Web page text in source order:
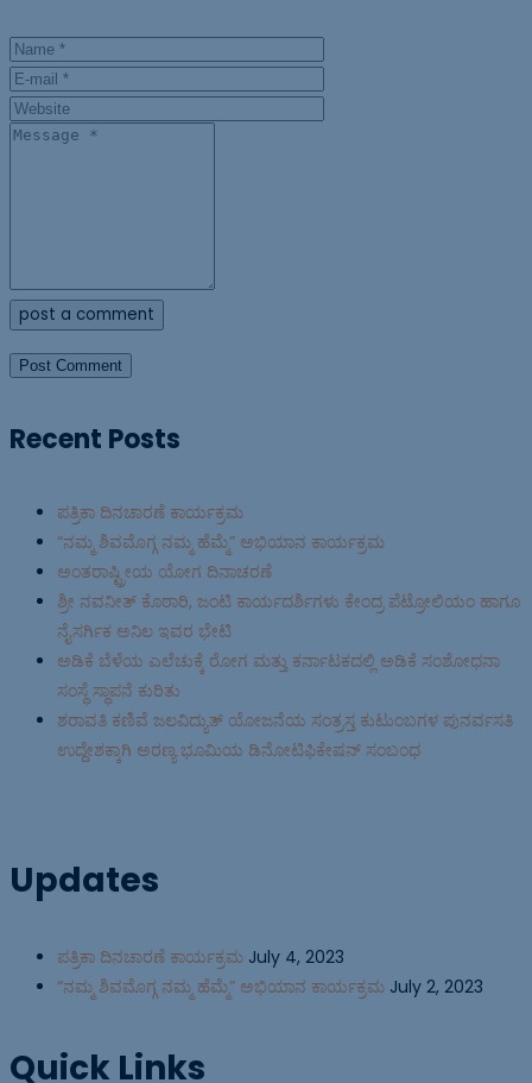
post a comment
Recent Posts
ಪತ್ರಿಕಾ ದಿನಚಾರಣೆ ಕಾರ್ಯಕ್ರಮ
“ನಮ್ಮ ಶಿವಮೊಗ್ಗ ನಮ್ಮ ಹೆಮ್ಮೆ” ಅಭಿಯಾನ ಕಾರ್ಯಕ್ರಮ
ಅಂತರಾಷ್ಟ್ರೀಯ ಯೋಗ ದಿನಾಚರಣೆ
ಶ್ರೀ ನವನೀತ್ ಕೊಠಾರಿ, ಜಂಟಿ ಕಾರ್ಯದರ್ಶಿಗಳು ಕೇಂದ್ರ ಪೆಟ್ರೋಲಿಯಂ ಹಾಗೂ
ನೈಸರ್ಗಿಕ ಅನಿಲ ಇವರ ಭೇಟಿ
ಅಡಿಕೆ ಬೆಳೆಯ ಎಲೆಚುಕ್ಕೆ ರೋಗ ಮತ್ತು ಕರ್ನಾಟಕದಲ್ಲಿ ಅಡಿಕೆ ಸಂಶೋಧನಾ
ಸಂಸ್ಥೆ ಸ್ಥಾಪನೆ ಕುರಿತು
ಶರಾವತಿ ಕಣಿವೆ ಜಲವಿದ್ಯುತ್ ಯೋಜನೆಯ ಸಂತ್ರಸ್ತ ಕುಟುಂಬಗಳ ಪುನರ್ವಸತಿ
ಉದ್ದೇಶಕ್ಕಾಗಿ ಅರಣ್ಯ ಭೂಮಿಯ ಡಿನೋಟಿಫಿಕೇಷನ್ ಸಂಬಂಧ
Updates
ಪತ್ರಿಕಾ ದಿನಚಾರಣೆ ಕಾರ್ಯಕ್ರಮ July 4, 2023
“ನಮ್ಮ ಶಿವಮೊಗ್ಗ ನಮ್ಮ ಹೆಮ್ಮೆ” ಅಭಿಯಾನ ಕಾರ್ಯಕ್ರಮ July 2, 2023
Quick Links